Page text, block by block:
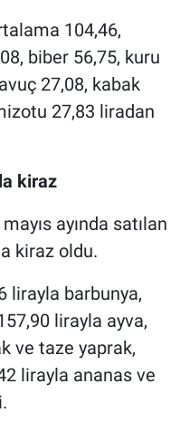
104,46,
biber 56,75, kuru
27,08, kabak
27,83 liradan
kiraz
ayında satılan
kiraz oldu.
lirayla barbunya,
lirayla ayva,
ve taze yaprak,
lirayla ananas ve